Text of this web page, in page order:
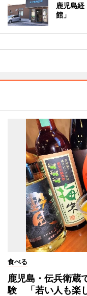
鹿児島
館」
食べる
鹿児島・伝兵衛蔵
験 「若い人も楽し